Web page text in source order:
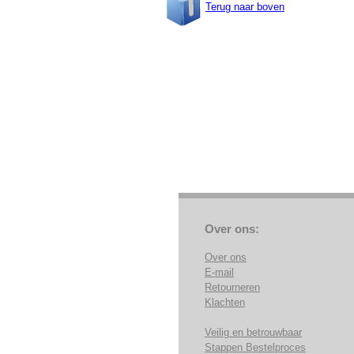
Terug naar boven
Over ons:
Over ons
E-mail
Retourneren
Klachten
Veilig en betrouwbaar
Stappen Bestelproces